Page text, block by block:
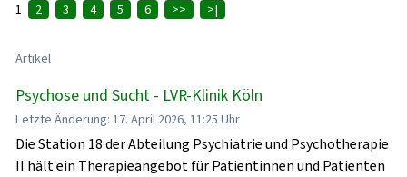
1 2 3 4 5 6 >> >|
Artikel
Psychose und Sucht - LVR-Klinik Köln
Letzte Änderung: 17. April 2026, 11:25 Uhr
Die Station 18 der Abteilung Psychiatrie und Psychotherapie
II hält ein Therapieangebot für Patientinnen und Patienten